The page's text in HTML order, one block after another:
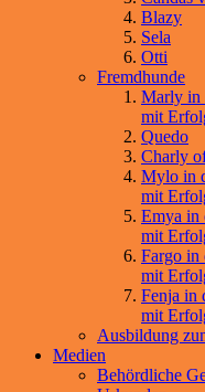
Blazy
Sela
Otti
Fremdhunde
Marly in
mit
Quedo
Charly
Mylo in
mit
Emya in
mit
Fargo in
mit
Fenja in
mit
Ausbildung
Medien
Behördliche